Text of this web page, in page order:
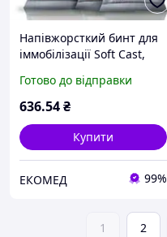
Напівжорсткий бинт для
іммобілізації Soft Cast,
Готово до відправки
636.54₴
Купити
ЕКОМЕД 99%
1 2